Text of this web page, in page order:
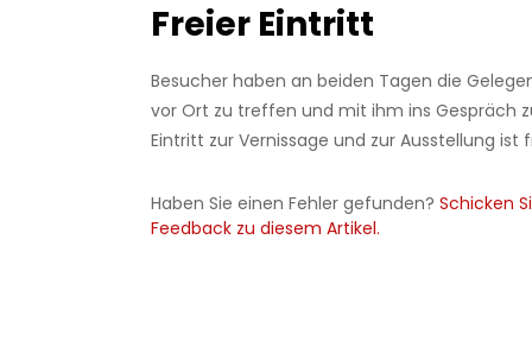
Freier Eintritt
Besucher haben an beiden Tagen die
vor Ort zu treffen und mit ihm ins Gespräch
Eintritt zur Vernissage und zur Ausstellung ist
Haben Sie einen Fehler gefunden?Schicken
Feedback zu diesem Artikel.